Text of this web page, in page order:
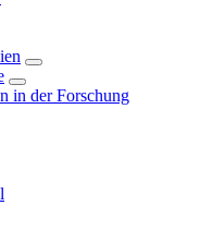
in der Forschung